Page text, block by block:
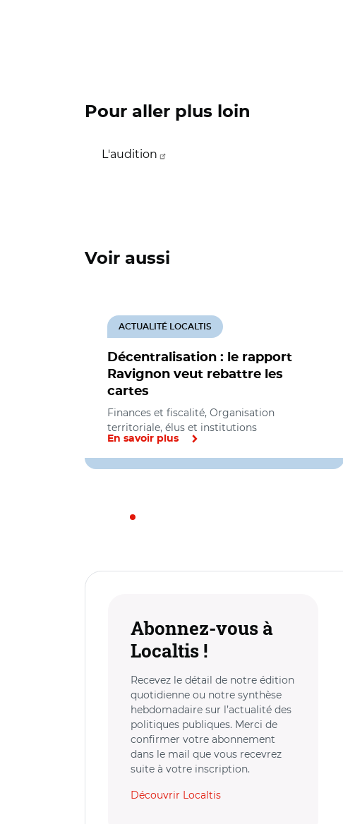
Pour aller plus loin
L'audition
Voir aussi
Décentralisation : le rapport
Ravignon veut rebattre les
cartes
ACTUALITÉ LOCALTIS
Finances et fiscalité, Organisation
territoriale, élus et institutions
En savoir plus
Abonnez-vous à
Localtis !
Recevez le détail de notre édition
quotidienne ou notre synthèse
hebdomadaire sur l’actualité des
politiques publiques. Merci de
confirmer votre abonnement
dans le mail que vous recevrez
suite à votre inscription.
Découvrir Localtis